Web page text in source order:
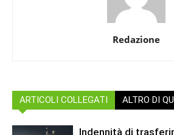
Redazione
ARTICOLI COLLEGATI ALTRO DI
Indennità di